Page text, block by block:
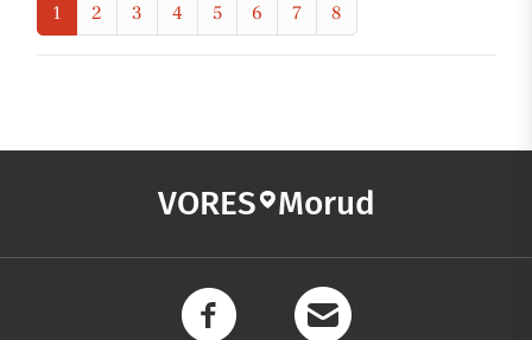
1 2 3 4 5 6 7 8
VORES Morud